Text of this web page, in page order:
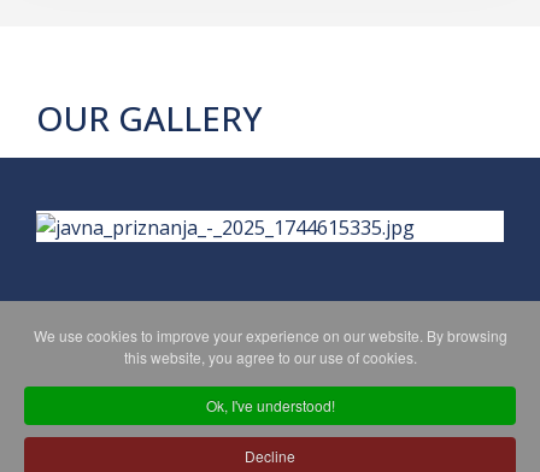
OUR GALLERY
PRIVACY POLICY MAPA WEBA
Copyright © 2026 Koprivničko - križevačka županija. All Rights
We use cookies to improve your experience on our website. By browsing
this website, you agree to our use of cookies.
Ok, I've understood!
Decline